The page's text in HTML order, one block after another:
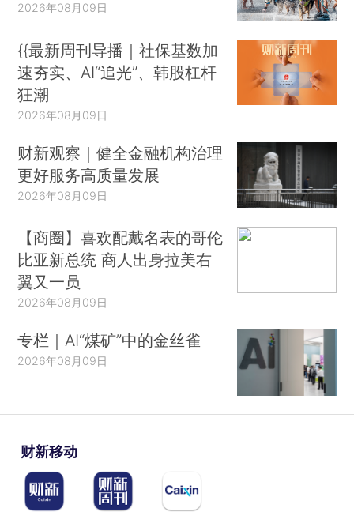
2026年08月09日
{{最新周刊导播｜社保基数加
速夯实、AI“追光”、韩股杠杆
狂潮
2026年08月09日
财新观察｜健全金融机构治理
更好服务高质量发展
2026年08月09日
【商圈】喜欢配戴名表的哥伦
比亚新总统 商人出身拉美右
翼又一员
2026年08月09日
专栏｜AI“煤矿”中的金丝雀
2026年08月09日
财新移动